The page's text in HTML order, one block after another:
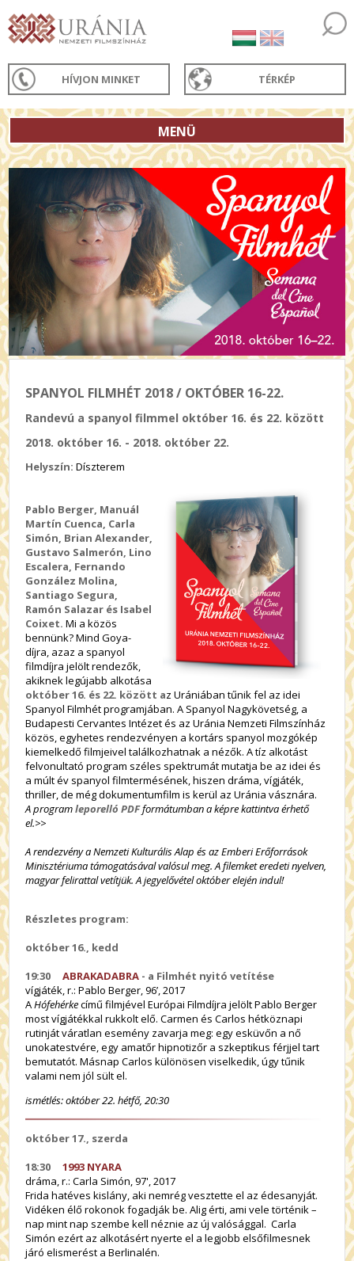
HÍVJON MINKET TÉRKÉP
MENÜ
SPANYOL FILMHÉT 2018 / OKTÓBER 16-22.
Randevú a spanyol filmmel október 16. és 22. között
2018. október 16. - 2018. október 22.
Helyszín:Díszterem
Pablo Berger, Manuál
Martín Cuenca, Carla
Simón, Brian Alexander,
Gustavo Salmerón, Lino
Escalera, Fernando
González Molina,
Santiago Segura,
Ramón Salazar és Isabel
Coixet.Mi a közös
bennünk? Mind Goya-
díjra, azaz a spanyol
filmdíjra jelölt rendezők,
akiknek legújabb alkotása
október 16. és 22. között az Urániában tűnik fel az idei
Spanyol Filmhét programjában. A Spanyol Nagykövetség, a
Budapesti Cervantes Intézet és az Uránia Nemzeti Filmszínház
közös, egyhetes rendezvényen a kortárs spanyol mozgókép
kiemelkedő filmjeivel találkozhatnak a nézők. A tíz alkotást
felvonultató program széles spektrumát mutatja be az idei és
a múlt év spanyol filmtermésének, hiszen dráma, vígjáték,
thriller, de még dokumentumfilm is kerül az Uránia vásznára.
A programleporelló PDFformátumban a képre kattintva érhető
el.>>
A rendezvény a Nemzeti Kulturális Alap és az Emberi Erőforrások
Minisztériuma támogatásával valósul meg. A filemket eredeti nyelven,
magyar felirattal vetítjük. A jegyelővétel október elején indul!
Részletes program:
október 16., kedd
19:30ABRAKADABRA - a Filmhét nyitó vetítése
vígjáték,r.: Pablo Berger,96’, 2017
AHófehérkecímű filmjével Európai Filmdíjra jelölt Pablo Berger
most vígjátékkal rukkolt elő. Carmen és Carlos hétköznapi
rutinját váratlan esemény zavarja meg: egy esküvőn a nő
unokatestvére, egy amatőr hipnotizőr a szkeptikus férjjel tart
bemutatót. Másnap Carlos különösen viselkedik, úgy tűnik
valami nem jól sült el.
ismétlés: október 22. hétfő, 20:30
október 17., szerda
18:301993 NYARA
dráma,r.: Carla Simón, 97', 2017
Frida hatéves kislány, aki nemrég vesztette el az édesanyját.
Vidéken élő rokonok fogadják be. Alig érti, ami vele történik –
nap mint nap szembe kell néznie az új valósággal. Carla
Simón ezért az alkotásért nyerte el a legjobb elsőfilmesnek
járó elismerést a Berlinalén.